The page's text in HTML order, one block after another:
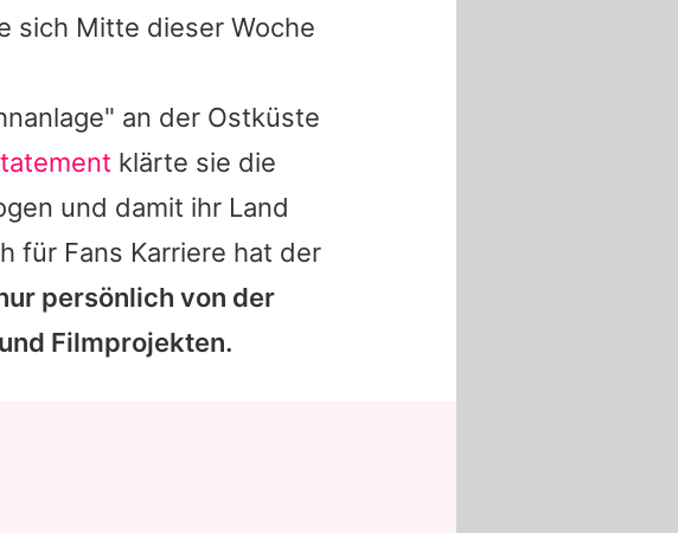
sich Mitte dieser Woche
an der Ostküste
klärte sie die
und damit ihr Land
für Fans Karriere hat der
persönlich von der
Filmprojekten.